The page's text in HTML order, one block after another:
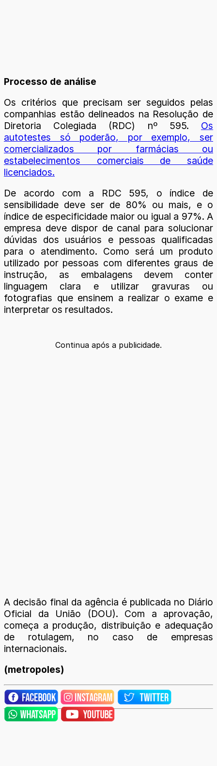
Processo de análise
Os critérios que precisam ser seguidos pelas
companhias estão delineados na Resolução de
Diretoria Colegiada (RDC) nº 595. Os
autotestes só poderão, por exemplo, ser
comercializados por farmácias ou
estabelecimentos comerciais de saúde
licenciados.
De acordo com a RDC 595, o índice de
sensibilidade deve ser de 80% ou mais, e o
índice de especificidade maior ou igual a 97%. A
empresa deve dispor de canal para solucionar
dúvidas dos usuários e pessoas qualificadas
para o atendimento. Como será um produto
utilizado por pessoas com diferentes graus de
instrução, as embalagens devem conter
linguagem clara e utilizar gravuras ou
fotografias que ensinem a realizar o exame e
interpretar os resultados.
Continua após a publicidade.
A decisão final da agência é publicada no Diário
Oficial da União (DOU). Com a aprovação,
começa a produção, distribuição e adequação
de rotulagem, no caso de empresas
internacionais.
(metropoles)